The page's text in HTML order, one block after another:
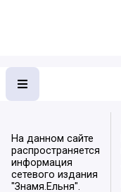
На данном сайте
распространяется
информация
сетевого издания
"Знамя.Ельня".